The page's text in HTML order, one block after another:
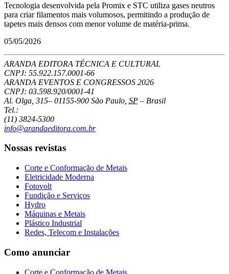
Tecnologia desenvolvida pela Promix e STC utiliza gases neutros
para criar filamentos mais volumosos, permitindo a produção de
tapetes mais densos com menor volume de matéria-prima.
05/05/2026
ARANDA EDITORA TÉCNICA E CULTURAL
CNPJ: 55.922.157.0001-66
ARANDA EVENTOS E CONGRESSOS 2026
CNPJ: 03.598.920/0001-41
Al. Olga, 315– 01155-900 São Paulo SP – Brasil
Tel.:
(11) 3824-5300
info@arandaeditora.com.br
Nossas revistas
Corte e Conformação de Metais
Eletricidade Moderna
Fotovolt
Fundição e Serviços
Hydro
Máquinas e Metais
Plástico Industrial
Redes, Telecom e Instalações
Como anunciar
Corte e Conformação de Metais